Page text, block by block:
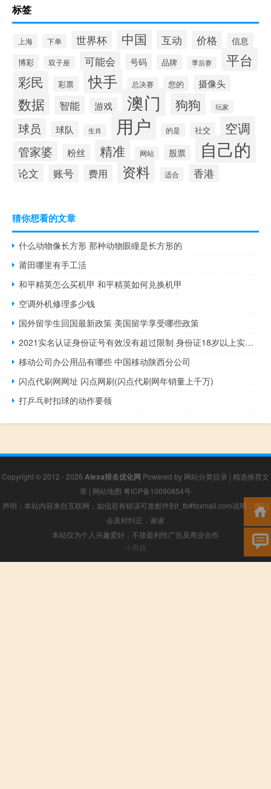
标签
上海 下单 世界杯 中国 互动 价格 信息
博彩 双子座 可能会 号码 品牌 季后赛 平台
彩民 彩票 快手 总决赛 您的 摄像头
数据 智能 游戏 澳门 狗狗 玩家
球员 球队 生肖 用户 的是 社交 空调
管家婆 粉丝 精准 网站 股票 自己的
论文 账号 费用 资料 适合 香港
猜你想看的文章
什么动物像长方形 那种动物眼瞳是长方形的
莆田哪里有手工活
和平精英怎么买机甲 和平精英如何兑换机甲
空调外机修理多少钱
国外留学生回国最新政策 美国留学享受哪些政策
2021实名认证身份证号有效没有超过限制 身份证18岁以上实名认证
移动公司办公用品有哪些 中国移动陕西分公司
闪点代刷网网址 闪点网刷(闪点代刷网年销量上千万)
打乒乓时扣球的动作要领
Copyright © 2012 - 2026 Alexa排名优化网 Powered by 网站分类目录 | 精选推荐文
章 | 网站地图 粤ICP备10090854号
声明：本站内容来自互联网，如信息有错误可发邮件到f_fb#foxmail.com说明，我们
会及时纠正，谢谢
本站仅为个人兴趣爱好，不接盈利性广告及商业合作
小男孩